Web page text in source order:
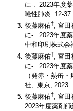
に-. 2023年度
嚥性肺炎 12-
3. 後藤麻佑†, 宮田
に-. 2023年度
中和印刷株式
4. 後藤麻佑†, 宮田
に-. 2023年度
（発赤・熱缶
社, 東京, 2023
5. 後藤麻佑†, 宮田
2023年度薬剤